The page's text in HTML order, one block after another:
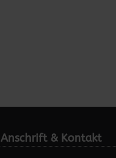
Anschrift & Kontakt